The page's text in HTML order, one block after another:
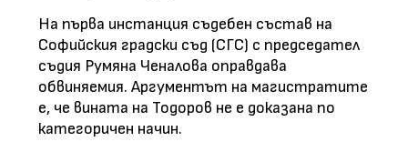
На първа инстанция съдебен състав на
Софийския градски съд (СГС) с председател
съдия Румяна Ченалова оправдава
обвиняемия. Аргументът на магистратите
е, че вината на Тодоров не е доказана по
категоричен начин.